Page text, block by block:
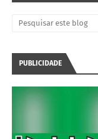
PUBLICIDADE